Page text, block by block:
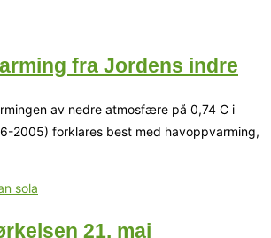
fra Jordens indre
av nedre atmosfære på 0,74 C i
2005) forklares best med havoppvarming,
21. mai